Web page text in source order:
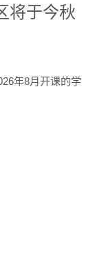
将于今秋
年8月开课的学